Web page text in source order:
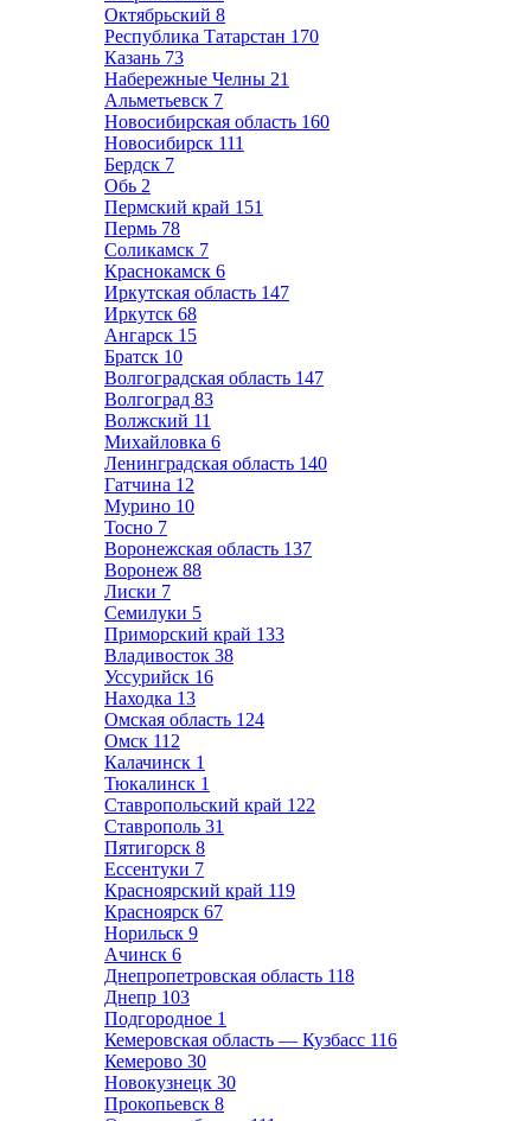
Октябрьский 8
Республика Татарстан 170
Казань 73
Набережные Челны 21
Альметьевск 7
Новосибирская область 160
Новосибирск 111
Бердск 7
Обь 2
Пермский край 151
Пермь 78
Соликамск 7
Краснокамск 6
Иркутская область 147
Иркутск 68
Ангарск 15
Братск 10
Волгоградская область 147
Волгоград 83
Волжский 11
Михайловка 6
Ленинградская область 140
Гатчина 12
Мурино 10
Тосно 7
Воронежская область 137
Воронеж 88
Лиски 7
Семилуки 5
Приморский край 133
Владивосток 38
Уссурийск 16
Находка 13
Омская область 124
Омск 112
Калачинск 1
Тюкалинск 1
Ставропольский край 122
Ставрополь 31
Пятигорск 8
Ессентуки 7
Красноярский край 119
Красноярск 67
Норильск 9
Ачинск 6
Днепропетровская область 118
Днепр 103
Подгородное 1
Кемеровская область — Кузбасс 116
Кемерово 30
Новокузнецк 30
Прокопьевск 8